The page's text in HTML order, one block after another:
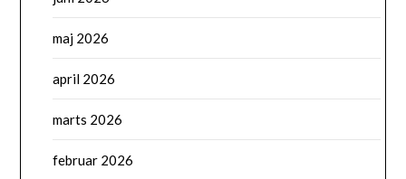
maj 2026
april 2026
marts 2026
februar 2026